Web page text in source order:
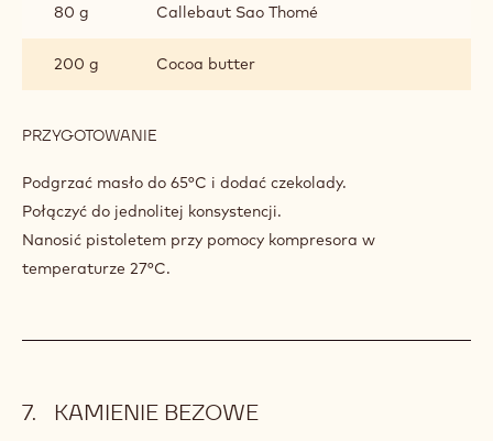
80 g Callebaut Sao Thomé
200 g Cocoa butter
PRZYGOTOWANIE
CZEKOLADOWY
Podgrzać masło do 65°C i dodać czekolady.
Połączyć do jednolitej konsystencji.
Nanosić pistoletem przy pomocy kompresora w
temperaturze 27°C.
KAMIENIE BEZOWE